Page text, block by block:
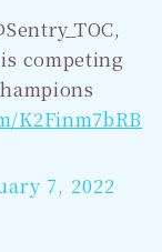
is competing
K2Finm7bRB
7, 2022